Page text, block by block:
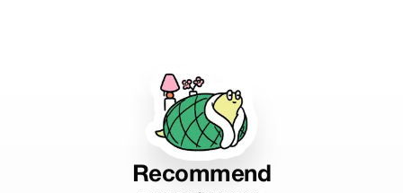
Recommend